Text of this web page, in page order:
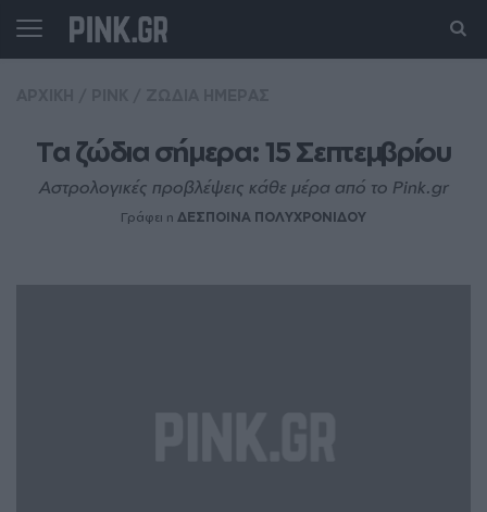
Τα ζώδια σήμερα: 15 Σεπτεμβρίου
Αστρολογικές προβλέψεις κάθε μέρα από το Pink.gr
Γράφει η ΔΕΣΠΟΙΝΑ ΠΟΛΥΧΡΟΝΙΔΟΥ